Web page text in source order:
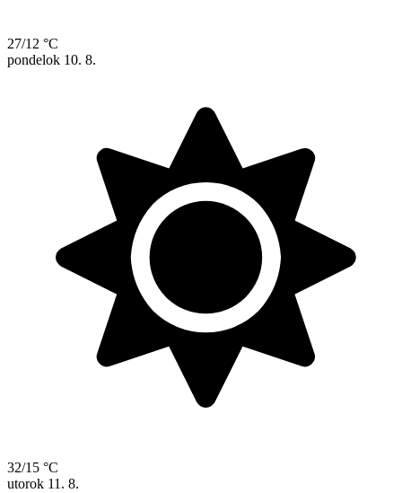
27/12 °C
pondelok 10. 8.
32/15 °C
utorok 11. 8.